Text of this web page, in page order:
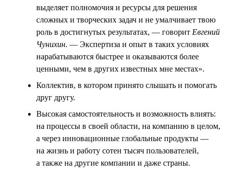
выделяет полномочия и ресурсы для решения
сложных и творческих задач и не умалчивает твою
роль в достигнутых результатах, — говорит Евгений
Чунихин. — Экспертиза и опыт в таких условиях
нарабатываются быстрее и оказываются более
ценными, чем в других известных мне местах».
Коллектив, в котором принято слышать и помогать
друг другу.
Высокая самостоятельность и возможность влиять:
на процессы в своей области, на компанию в целом,
а через инновационные глобальные продукты —
на жизнь и работу сотен тысяч пользователей,
а также на другие компании и даже страны.